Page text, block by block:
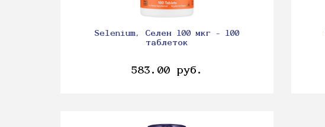
Selenium, Селен 100 мкг - 100
таблеток
583.00 руб.